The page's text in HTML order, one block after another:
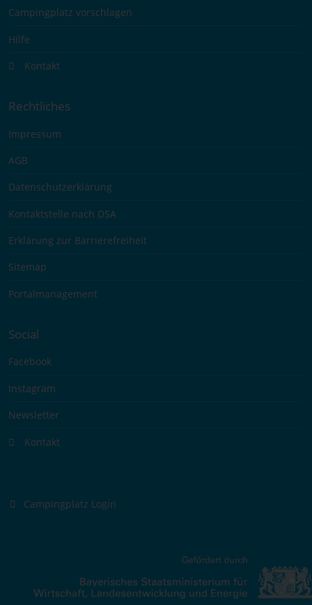
Campingplatz vorschlagen
Hilfe
Kontakt
Rechtliches
Impressum
AGB
Datenschutzerklärung
Kontaktstelle nach DSA
Erklärung zur Barrierefreiheit
Sitemap
Portalmanagement
Social
Facebook
Instagram
Newsletter
Kontakt
Campingplatz Login